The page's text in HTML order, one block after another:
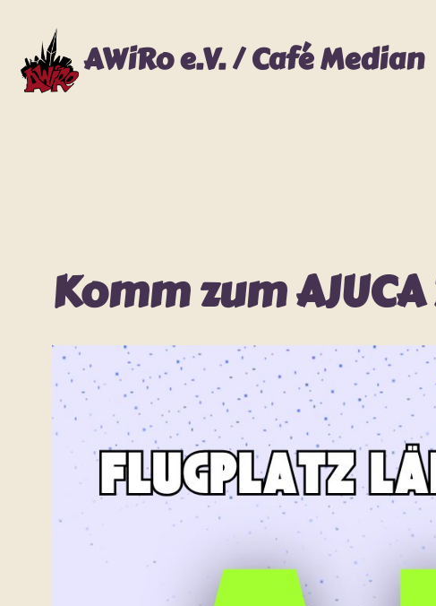
Inhalt
springenAWiRo e.V. / Café Median
Komm zum